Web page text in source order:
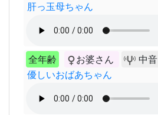
肝っ玉母ちゃん
全年齢 お婆さん 中音
優しいおばあちゃん